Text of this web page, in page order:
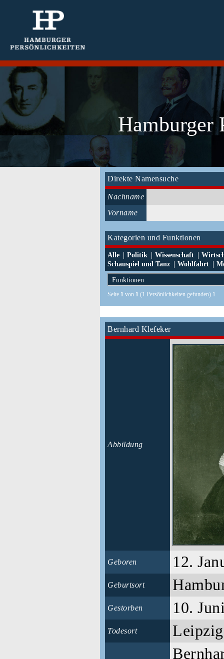
Hamburger
Direkte Namensuche
Nachname
Vorname
Kategorien und Funktionen
Alle | Politik | Wissenschaft |
Schauspiel und Tanz | Wohlfahrt |
Seite 1 von 1 (1 Persönlichkeiten gefunden) 1
Bernhard Klefeker
Abbildung
Geboren 12.
Geburtsort
Gestorben 10.
Todesort